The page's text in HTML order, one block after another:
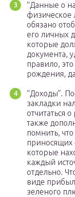
“Данные о
физическое
обязано
его личных
которые
документа,
правило,
рождения,
“Доходы”.
закладки
отчитаться
также
помнить,
которые
каждый
отдельно.
виде
зеленого